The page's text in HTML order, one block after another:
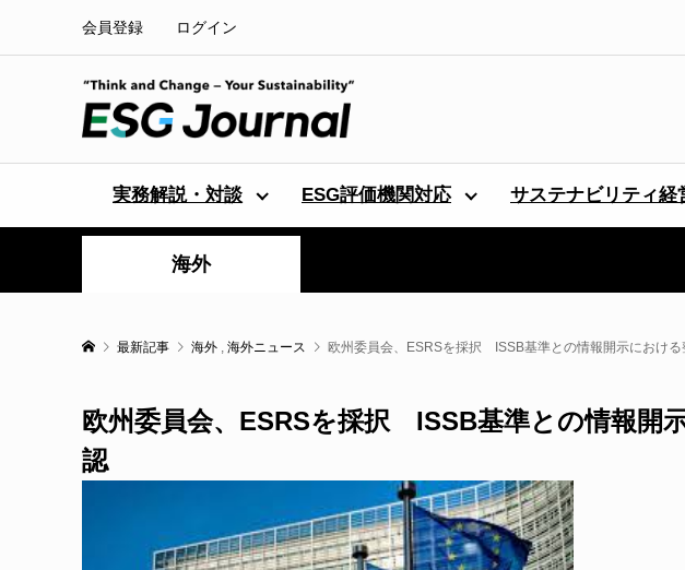
会員登録 ログイン
実務解説・対談 ESG評価機関対応 サステナビリティ経
海外
最新記事 海外 , 海外ニュース 欧州委員会、ESRSを採択 ISSB基準との情報開示における
欧州委員会、ESRSを採択 ISSB基準との情報開
認